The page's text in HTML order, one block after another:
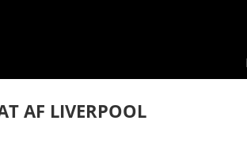
AF LIVERPOOL